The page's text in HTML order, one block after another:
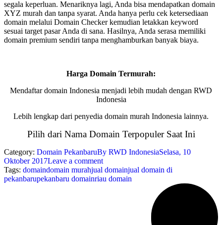
segala keperluan. Menariknya lagi, Anda bisa mendapatkan domain
XYZ murah dan tanpa syarat. Anda hanya perlu cek ketersediaan
domain melalui Domain Checker kemudian letakkan keyword
sesuai target pasar Anda di sana. Hasilnya, Anda serasa memiliki
domain premium sendiri tanpa menghamburkan banyak biaya.
Harga Domain Termurah:
Mendaftar domain Indonesia menjadi lebih mudah dengan RWD
Indonesia
Lebih lengkap dari penyedia domain murah Indonesia lainnya.
Pilih dari Nama Domain Terpopuler Saat Ini
Category: Domain PekanbaruBy RWD IndonesiaSelasa, 10
Oktober 2017Leave a comment
Tags: domaindomain murahjual domainjual domain di
pekanbarupekanbaru domainriau domain